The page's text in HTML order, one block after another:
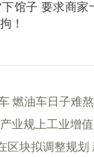
馆子 要求商家
！
燃油车日子难
业规上工业增
区块拟调整规划